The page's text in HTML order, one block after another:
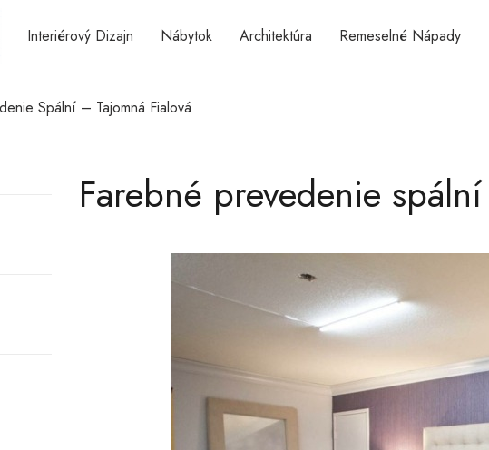
Interiérový Dizajn Nábytok Architektúra Remeselné Nápady
Spální – Tajomná Fialová
Farebné prevedenie